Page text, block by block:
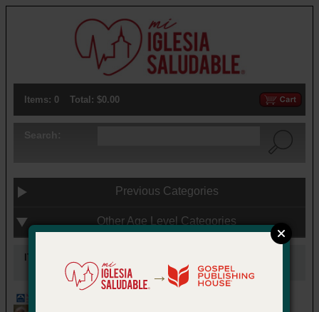
Items: 0 Total: $0.00
Previous Categories
Other Age Level Categories
ITEMS UNDER:
→